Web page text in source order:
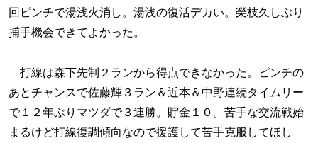
回ピンチで湯浅火消し。湯浅の復活デカい。榮枝久しぶり
捕手機会できてよかった。
打線は森下先制２ランから得点できなかった。ピンチの
あとチャンスで佐藤輝３ラン＆近本＆中野連続タイムリー
で１２年ぶりマツダで３連勝。貯金１０。苦手な交流戦始
まるけど打線復調傾向なので援護して苦手克服してほし